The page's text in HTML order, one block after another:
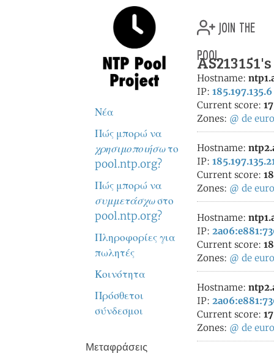
Νέα
Πώς μπορώ να
χρησιμοποιήσωτο
pool.ntp.org?
Πώς μπορώ να
συμμετάσχωστο
pool.ntp.org?
Πληροφορίες για
πωλητές
Κοινότητα
Πρόσθετοι
σύνδεσμοι
Μεταφράσεις
join the
pool
Hostname:
IP: 185.197.135.6
Current score:
Zones: @ de
Hostname:
IP:
Current score:
Zones: @ de
Hostname:
IP:
Current score:
Zones: @ de
Hostname:
IP:
Current score:
Zones: @ de